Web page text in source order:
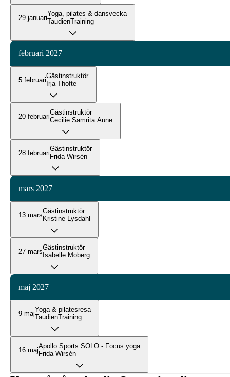
29 januariYoga, pilates & dansvecka
TaudienTraining
februari 2027
5 februariGästinstruktör
Irja Thofte
20 februariGästinstruktör
Cecilie Samrita Aune
28 februariGästinstruktör
Frida Wirsén
mars 2027
13 marsGästinstruktör
Kristine Lysdahl
27 marsGästinstruktör
Isabelle Moberg
maj 2027
9 majYoga & pilatesresa
TaudienTraining
16 majApollo Sports SOLO - Focus yoga
Frida Wirsén